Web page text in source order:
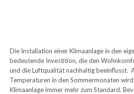
Die Installation einer Klimaanlage in den
bedeutende Investition, die den
und die Luftqualität nachhaltig beeinflusst.
Temperaturen in den Sommermonaten
Klimaanlage immer mehr zum Standard.